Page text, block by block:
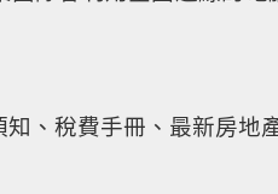
、稅費手冊、最新房地